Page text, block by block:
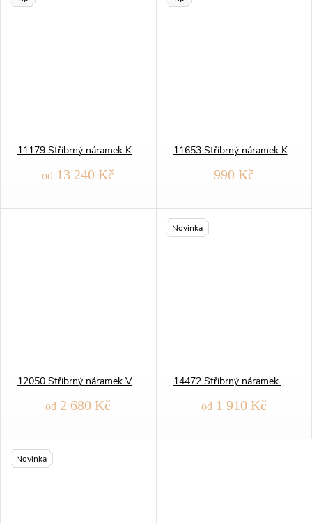
11179 Stříbrný náramek KRÁLOVSKÝ 5mm
od 13 240 Kč
11653 Stříbrný náramek KOLO
990 Kč
12050 Stříbrný náramek VALIS
od 2 680 Kč
Novinka
14472 Stříbrný náramek ANKER 2,5 mm
od 1 910 Kč
Novinka